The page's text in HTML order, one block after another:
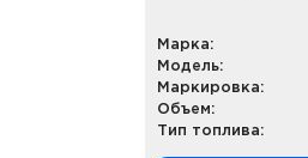
Марка:
Модель:
Маркировка:
Объем:
Тип топлива: